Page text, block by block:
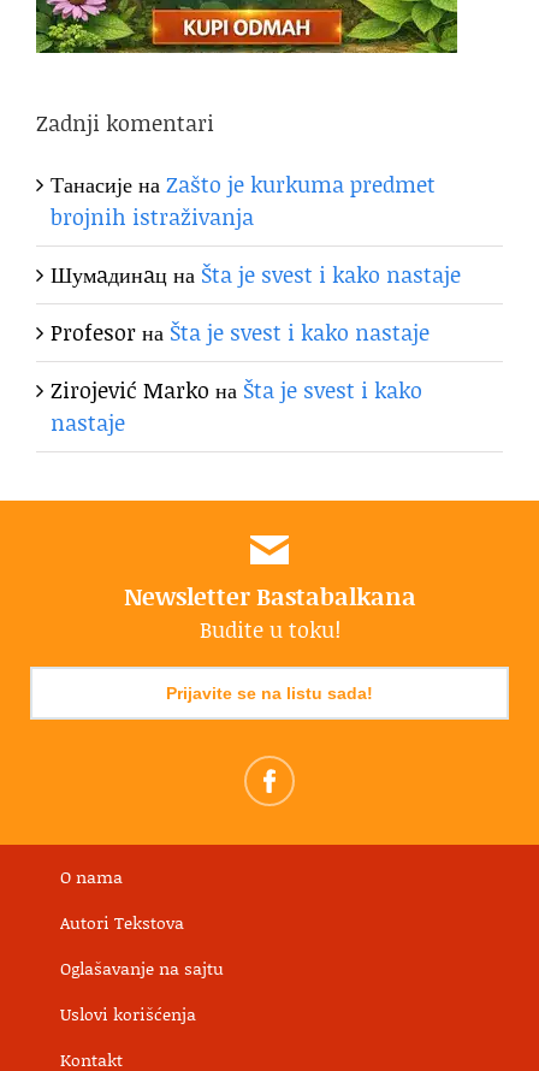
Zadnji komentari
ТанасијенаZašto je kurkuma predmet
brojnih istraživanja
Шумaдинaцна Šta je svest i kako nastaje
Profesorна Šta je svest i kako nastaje
Zirojević Marko на Šta je svest i kako
nastaje
Newsletter Bastabalkana
Budite u toku!
Prijavite se na listu sada!
O nama
Autori Tekstova
Oglašavanje na sajtu
Uslovi korišćenja
Kontakt